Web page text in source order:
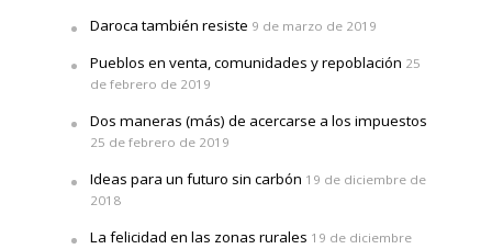
Daroca también resiste 9 de marzo de 2019
Pueblos en venta, comunidades y repoblación 25
de febrero de 2019
Dos maneras (más) de acercarse a los impuestos
25 de febrero de 2019
Ideas para un futuro sin carbón 19 de diciembre de
2018
La felicidad en las zonas rurales 19 de diciembre